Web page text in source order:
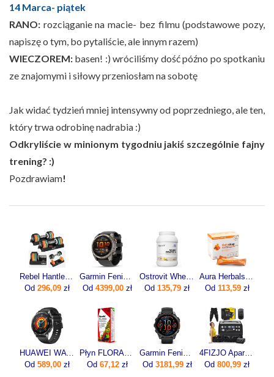
14 Marca- piątek
RANO: rozciąganie na macie- bez filmu (podstawowe pozy,
napiszę o tym, bo pytaliście, ale innym razem)
WIECZOREM: basen! :) wróciliśmy dość późno po spotkaniu
ze znajomymi i siłowy przeniosłam na sobotę
Jak widać tydzień mniej intensywny od poprzedniego, ale ten,
który trwa odrobinę nadrabia :)
Odkryliście w minionym tygodniu jakiś szczególnie fajny
trening? :)
Pozdrawiam!
Od 296,09 zł
Od 4399,00zł
Od 135,79 zł
Od 113,59zł
HUAWEI WATCH GT 5 46mm Active
Od 589,00 zł
Od 67,12zł
Od 3181,99zł
4FIZJO Aparat Do Drenażu Limfatycznego Med C6 (6-Komorowy 6 Trybów)
Od 800,99 zł